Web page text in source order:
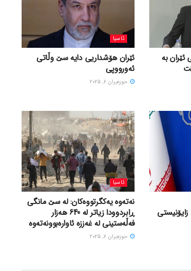
بە
ئاسیا
ئێران هۆشداریی دایە سێ وڵاتی
ئەورووپی
حوزه‌یران 6, 2025
ئاسیا
نەتەوە یەکگرتووەکان: لە سێ مانگی
ڕابردوودا زیاتر لە 640 هەزار
فەڵەستینی لە غەززە ئاوارەبوونەتەوە
حوزه‌یران 6, 2025